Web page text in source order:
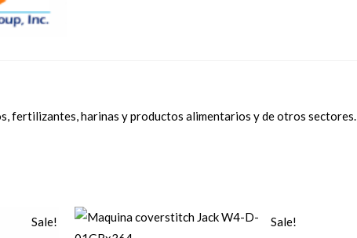
fertilizantes, harinas y productos alimentarios y de otros sectores.
Sale! Sale!